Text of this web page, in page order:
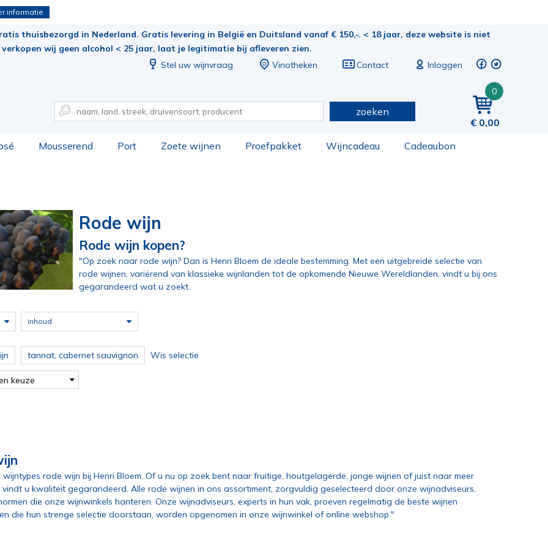
informatie
thuisbezorgd in Nederland. Gratis levering in België en Duitsland vanaf € 150,-. < 18 jaar, deze website is niet
wij geen alcohol < 25 jaar, laat je legitimatie bij afleveren zien.
Stel uw wijnvraag
Vinotheken Contact Inloggen
0
0,00
zoeken
Mousserend Port Zoete wijnen Proefpakket Wijncadeau Cadeaubon
Rode wijn
Rode wijn kopen?
"Op zoek naar rode wijn? Dan is Henri Bloem de ideale bestemming. Met een uitgebreide selectie van
rode wijnen, variërend van klassieke wijnlanden tot de opkomende Nieuwe Wereldlanden, vindt u bij ons
gegarandeerd wat u zoekt.
inhoud
tannat, cabernet sauvignon Wis selectie
keuze
rode wijn bij Henri Bloem. Of u nu op zoek bent naar fruitige, houtgelagerde, jonge wijnen of juist naar meer
u kwaliteit gegarandeerd. Alle rode wijnen in ons assortiment, zorgvuldig geselecteerd door onze wijnadviseurs,
die onze wijnwinkels hanteren. Onze wijnadviseurs, experts in hun vak, proeven regelmatig de beste wijnen
die hun strenge selectie doorstaan, worden opgenomen in onze wijnwinkel of online webshop."